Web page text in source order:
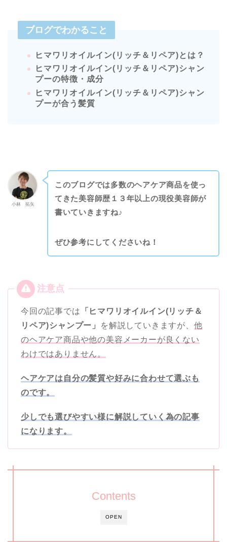
ブログでわかること
ヒマワリオイルイン(リッチ＆リペア)とは？
ヒマワリオイルイン(リッチ＆リペア)シャン
プーの特徴・成分
ヒマワリオイルイン(リッチ＆リペア)シャン
プーが合う髪質
小林 拓矢
このブログでは多数のヘアケア商品を使っ
てきた美容師歴１３年以上の現役美容師が
書いていきますね♪
ぜひ参考にしてくださいね！
今回の記事では 「ヒマワリオイルイン(リッチ＆
リペア)シャンプー」
を解説していきますが、 他
のヘアケア商品や他の美容メーカーが良くない
わけではありません。
ヘアケアは自分の髪質や好みに合わせて選ぶも
のです。
少しでも選びやすい様に解説していく為の記事
になります。
OPEN
Contents